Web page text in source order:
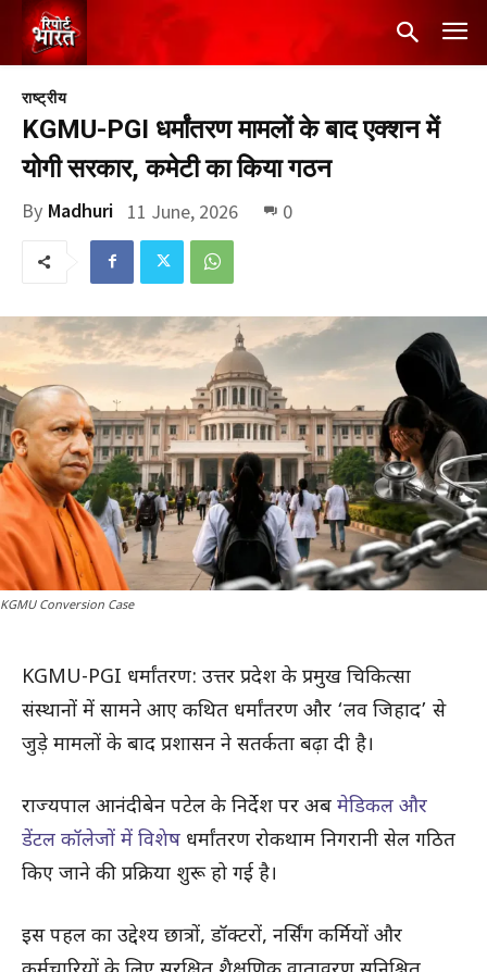
राष्ट्रीय
KGMU-PGI धर्मांतरण मामलों के बाद एक्शन में
योगी सरकार, कमेटी का किया गठन
By Madhuri 11 June, 2026 0
KGMU Conversion Case
KGMU-PGI धर्मांतरण: उत्तर प्रदेश के प्रमुख चिकित्सा
संस्थानों में सामने आए कथित धर्मांतरण और ‘लव जिहाद’ से
जुड़े मामलों के बाद प्रशासन ने सतर्कता बढ़ा दी है।
राज्यपाल आनंदीबेन पटेल के निर्देश पर अब मेडिकल और
डेंटल कॉलेजों में विशेष धर्मांतरण रोकथाम निगरानी सेल गठित
किए जाने की प्रक्रिया शुरू हो गई है।
इस पहल का उद्देश्य छात्रों, डॉक्टरों, नर्सिंग कर्मियों और